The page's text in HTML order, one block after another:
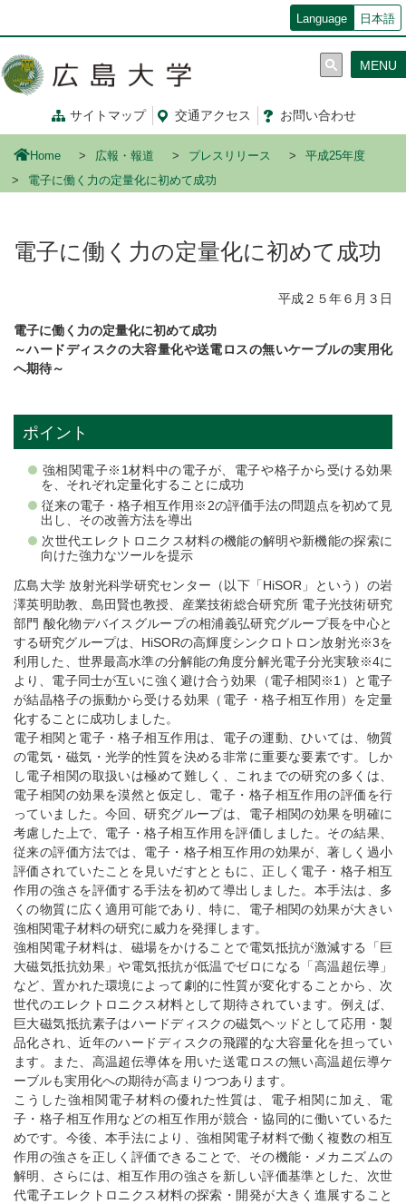
コ
ン
移
Language 日本語
サイトマップ 交通アクセス お問い合わせ
MENU
Home 広報・報道 プレスリリース
平成25年度
電子に働く力の定量化に初めて成功
電子に働く力の定量化に初めて成功
平成２５年６月３日
電子に働く力の定量化に初めて成功
～ハードディスクの大容量化や送電ロスの無いケーブルの実用化
へ期待～
ポイント
強相関電子※1材料中の電子が、電子や格子から受ける効果
を、それぞれ定量化することに成功
従来の電子・格子相互作用※2の評価手法の問題点を初めて見
出し、その改善方法を導出
次世代エレクトロニクス材料の機能の解明や新機能の探索に
向けた強力なツールを提示
広島大学 放射光科学研究センター（以下「HiSOR」という）の岩
澤英明助教、島田賢也教授、産業技術総合研究所 電子光技術研究
部門 酸化物デバイスグループの相浦義弘研究グループ長を中心と
する研究グループは、HiSORの高輝度シンクロトロン放射光※3を
利用した、世界最高水準の分解能の角度分解光電子分光実験※4に
より、電子同士が互いに強く避け合う効果（電子相関※1）と電子
が結晶格子の振動から受ける効果（電子・格子相互作用）を定量
化することに成功しました。
電子相関と電子・格子相互作用は、電子の運動、ひいては、物質
の電気・磁気・光学的性質を決める非常に重要な要素です。しか
し電子相関の取扱いは極めて難しく、これまでの研究の多くは、
電子相関の効果を漠然と仮定し、電子・格子相互作用の評価を行
っていました。今回、研究グループは、電子相関の効果を明確に
考慮した上で、電子・格子相互作用を評価しました。その結果、
従来の評価方法では、電子・格子相互作用の効果が、著しく過小
評価されていたことを見いだすとともに、正しく電子・格子相互
作用の強さを評価する手法を初めて導出しました。本手法は、多
くの物質に広く適用可能であり、特に、電子相関の効果が大きい
強相関電子材料の研究に威力を発揮します。
強相関電子材料は、磁場をかけることで電気抵抗が激減する「巨
大磁気抵抗効果」や電気抵抗が低温でゼロになる「高温超伝導」
など、置かれた環境によって劇的に性質が変化することから、次
世代のエレクトロニクス材料として期待されています。例えば、
巨大磁気抵抗素子はハードディスクの磁気ヘッドとして応用・製
品化され、近年のハードディスクの飛躍的な大容量化を担ってい
ます。また、高温超伝導体を用いた送電ロスの無い高温超伝導ケ
ーブルも実用化への期待が高まりつつあります。
こうした強相関電子材料の優れた性質は、電子相関に加え、電
子・格子相互作用などの相互作用が競合・協同的に働いているた
めです。今後、本手法により、強相関電子材料で働く複数の相互
作用の強さを正しく評価できることで、その機能・メカニズムの
解明、さらには、相互作用の強さを新しい評価基準とした、次世
代電子エレクトロニクス材料の探索・開発が大きく進展すること